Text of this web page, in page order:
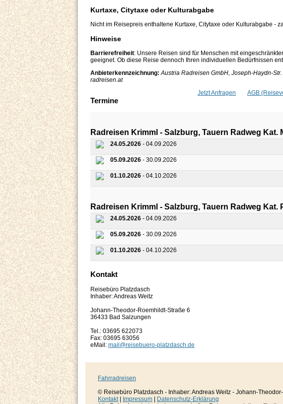
Kurtaxe, Citytaxe oder Kulturabgabe
Nicht im Reisepreis enthaltene Kurtaxe, Citytaxe oder Kulturabgabe -
Hinweise
Barrierefreiheit: Unsere Reisen sind für Menschen mit
geeignet. Ob diese Reise dennoch Ihren individuellen Bedürfnissen
Anbieterkennzeichnung: Austria Radreisen GmbH, Joseph-Haydn-
radreisen.at
Jetzt Anfragen
AGB
Termine
Radreisen Krimml - Salzburg, Tauern Radweg Kat.
24.05.2026 - 04.09.2026
05.09.2026 - 30.09.2026
01.10.2026 - 04.10.2026
Radreisen Krimml - Salzburg, Tauern Radweg Kat.
24.05.2026 - 04.09.2026
05.09.2026 - 30.09.2026
01.10.2026 - 04.10.2026
Kontakt
Reisebüro Platzdasch
Inhaber: Andreas Weitz
Johann-Theodor-Roemhildt-Straße 6
36433 Bad Salzungen
Tel.: 03695 622073
Fax: 03695 63056
eMail: mail@reisebuero-platzdasch.de
Fahrradreisen
© Reisebüro Platzdasch - Inhaber: Andreas Weitz - Johann-
Kontakt| Impressum
Datenschutz-Erklärung